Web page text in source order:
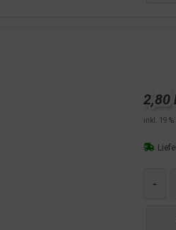
2,80
inkl. 19
-